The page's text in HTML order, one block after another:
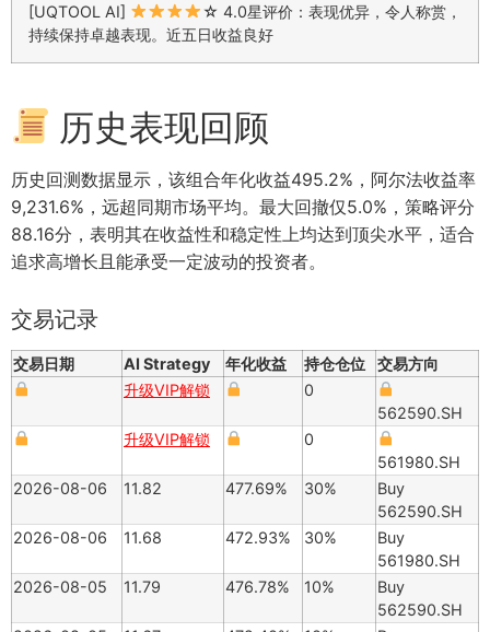
[UQTOOL AI]
☆ 4.0星评价：表现优异，令人称赏，
持续保持卓越表现。近五日收益良好
历史表现回顾
历史回测数据显示，该组合年化收益495.2%，阿尔法收益率
9,231.6%，远超同期市场平均。最大回撤仅5.0%，策略评分
88.16分，表明其在收益性和稳定性上均达到顶尖水平，适合
追求高增长且能承受一定波动的投资者。
交易记录
交易日期 AI Strategy 年化收益 持仓仓位
交易方向
升级VIP解锁
0
562590.SH
升级VIP解锁
0
561980.SH
2026-08-06
11.82 477.69% 30%
Buy
562590.SH
2026-08-06
11.68 472.93% 30%
Buy
561980.SH
2026-08-05
11.79 476.78% 10%
Buy
562590.SH